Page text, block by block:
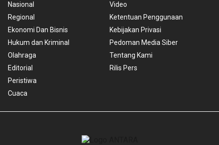
Nasional
Regional
Ekonomi Dan Bisnis
Hukum dan Kriminal
Olahraga
Editorial
Peristiwa
Cuaca
Video
Ketentuan Penggunaan
Kebijakan Privasi
Pedoman Media Siber
Tentang Kami
Rilis Pers